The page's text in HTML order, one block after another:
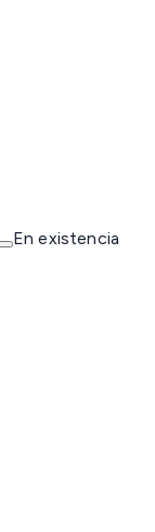
En existencia